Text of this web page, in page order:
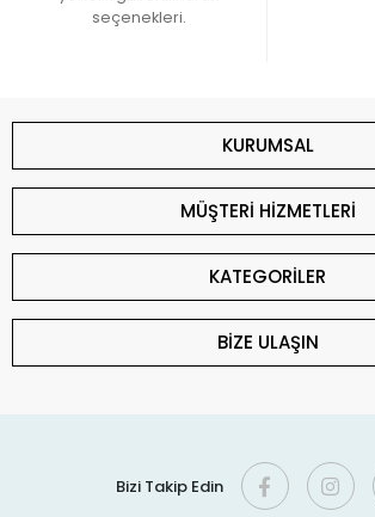
seçenekleri.
KURUMSAL
MÜŞTERİ HİZMETLERİ
KATEGORİLER
BİZE ULAŞIN
Bizi Takip Edin